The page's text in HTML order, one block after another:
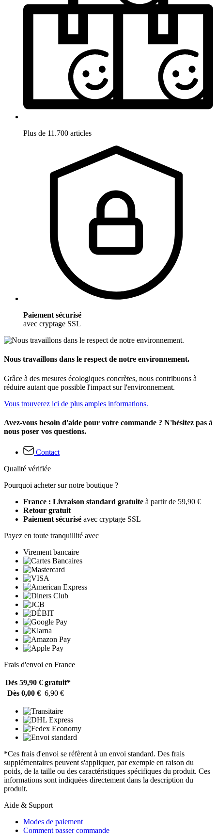
Plus de 11.700 articles
Paiement sécurisé
avec cryptage SSL
Nous travaillons dans le respect de notre environnement.
Grâce à des mesures écologiques concrètes, nous contribuons à
réduire autant que possible l'impact sur l'environnement.
Vous trouverez ici de plus amples informations.
Avez-vous besoin d'aide pour votre commande ? N'hésitez pas à
nous poser vos questions.
Contact
Qualité vérifiée
Pourquoi acheter sur notre boutique ?
France : Livraison standard gratuite à partir de 59,90 €
Retour gratuit
Paiement sécurisé avec cryptage SSL
Payez en toute tranquillité avec
Virement bancaire
Frais d'envoi en France
Dès 59,90 € gratuit*
Dès 0,00 € 6,90 €
*Ces frais d'envoi se réfèrent à un envoi standard. Des frais
supplémentaires peuvent s'appliquer, par exemple en raison du
poids, de la taille ou des caractéristiques spécifiques du produit. Ces
informations sont indiquées directement dans la description du
produit.
Aide & Support
Modes de paiement
Comment passer commande